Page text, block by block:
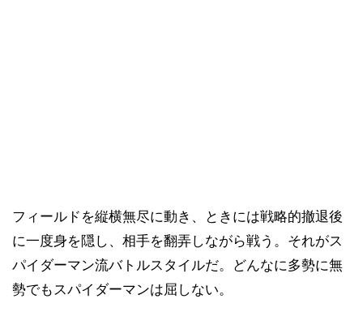
フィールドを縦横無尽に動き、ときには戦略的撤退後
に一度身を隠し、相手を翻弄しながら戦う。それがス
パイダーマン流バトルスタイルだ。どんなに多勢に無
勢でもスパイダーマンは屈しない。